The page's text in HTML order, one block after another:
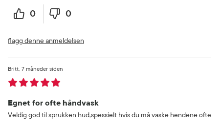
0 0
flagg denne anmeldelsen
Egnet for ofte håndvask
7 måneder siden
Britt
Veldig god til sprukken hud,spessielt hvis du må vaske hendene ofte